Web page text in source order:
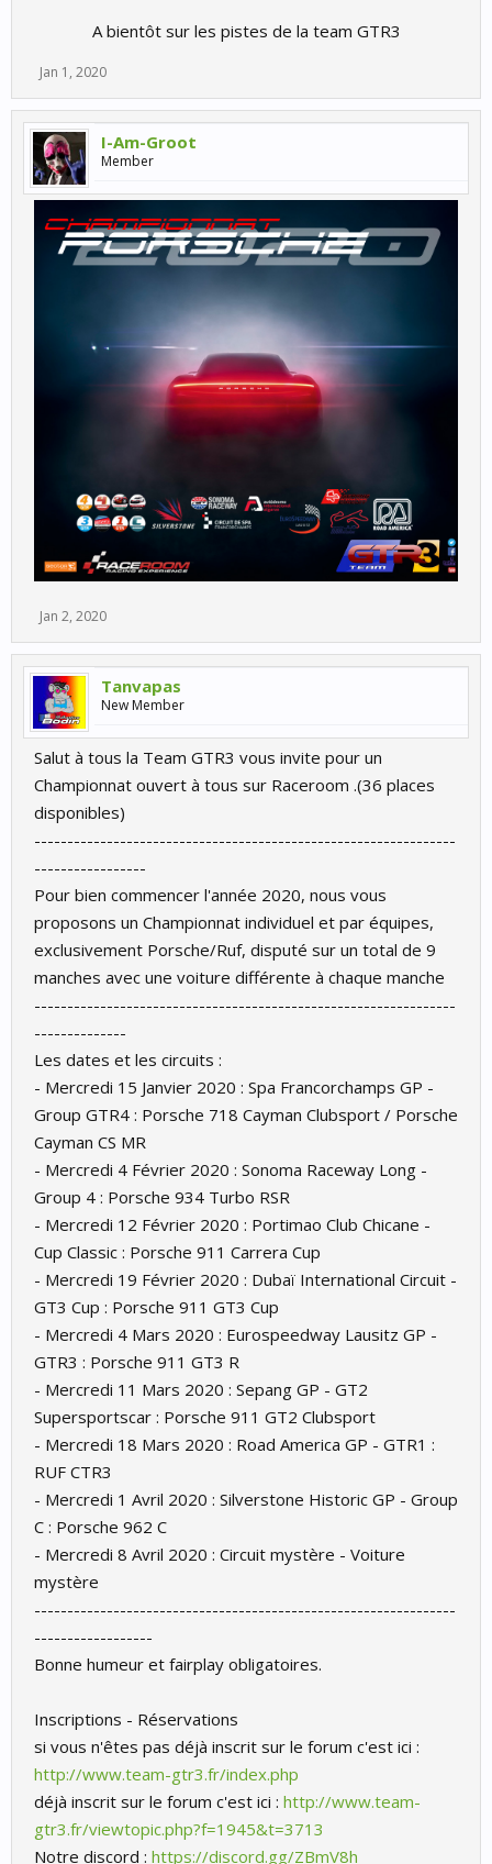
A bientôt sur les pistes de la team GTR3​
Jan 1, 2020
I-Am-Groot
Member
Jan 2, 2020
Tanvapas
New Member
Salut à tous la Team GTR3 vous invite pour un
Championnat ouvert à tous sur Raceroom .(36 places
disponibles)
----------------------------------------------------------------
-----------------
Pour bien commencer l'année 2020, nous vous
proposons un Championnat individuel et par équipes,
exclusivement Porsche/Ruf, disputé sur un total de 9
manches avec une voiture différente à chaque manche
----------------------------------------------------------------
--------------
Les dates et les circuits :
- Mercredi 15 Janvier 2020 : Spa Francorchamps GP -
Group GTR4 : Porsche 718 Cayman Clubsport / Porsche
Cayman CS MR
- Mercredi 4 Février 2020 : Sonoma Raceway Long -
Group 4 : Porsche 934 Turbo RSR
- Mercredi 12 Février 2020 : Portimao Club Chicane -
Cup Classic : Porsche 911 Carrera Cup
- Mercredi 19 Février 2020 : Dubaï International Circuit -
GT3 Cup : Porsche 911 GT3 Cup
- Mercredi 4 Mars 2020 : Eurospeedway Lausitz GP -
GTR3 : Porsche 911 GT3 R
- Mercredi 11 Mars 2020 : Sepang GP - GT2
Supersportscar : Porsche 911 GT2 Clubsport
- Mercredi 18 Mars 2020 : Road America GP - GTR1 :
RUF CTR3
- Mercredi 1 Avril 2020 : Silverstone Historic GP - Group
C : Porsche 962 C
- Mercredi 8 Avril 2020 : Circuit mystère - Voiture
mystère
----------------------------------------------------------------
------------------
Bonne humeur et fairplay obligatoires.
Inscriptions - Réservations
si vous n'êtes pas déjà inscrit sur le forum c'est ici :
http://www.team-gtr3.fr/index.php
déjà inscrit sur le forum c'est ici : http://www.team-
gtr3.fr/viewtopic.php?f=1945&t=3713
Notre discord : https://discord.gg/ZBmV8h